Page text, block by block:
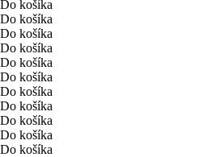
Do košíka
Do košíka
Do košíka
Do košíka
Do košíka
Do košíka
Do košíka
Do košíka
Do košíka
Do košíka
Do košíka